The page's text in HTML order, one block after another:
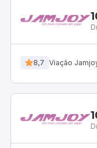
8,7 Viação